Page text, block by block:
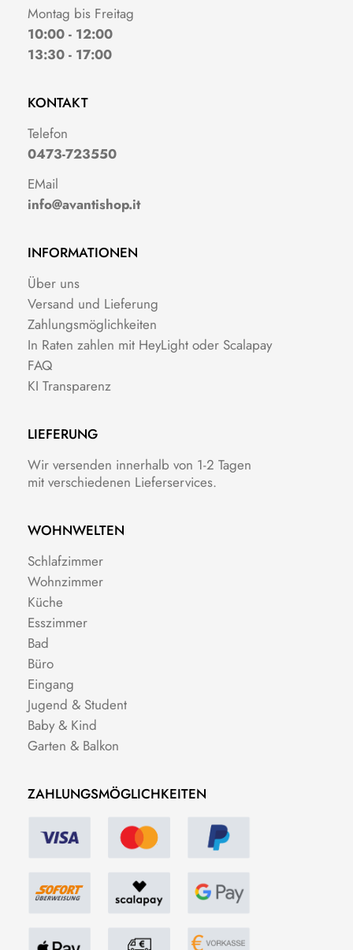
Montag bis Freitag
10:00 - 12:00
13:30 - 17:00
KONTAKT
Telefon
0473-723550
EMail
info@avantishop.it
INFORMATIONEN
Über uns
Versand und Lieferung
Zahlungsmöglichkeiten
In Raten zahlen mit HeyLight oder Scalapay
FAQ
KI Transparenz
LIEFERUNG
Wir versenden innerhalb von 1-2 Tagen
mit verschiedenen Lieferservices.
WOHNWELTEN
Schlafzimmer
Wohnzimmer
Küche
Esszimmer
Bad
Büro
Eingang
Jugend & Student
Baby & Kind
Garten & Balkon
ZAHLUNGSMÖGLICHKEITEN